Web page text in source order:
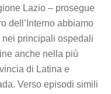
Lazio – prosegue
dell’Interno abbiamo
nei principali ospedali
anche nella più
di Latina e
Verso episodi simili